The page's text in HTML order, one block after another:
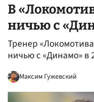
В
ничью с
Тренер
ничью с «Динамо» в
Максим Гужевский